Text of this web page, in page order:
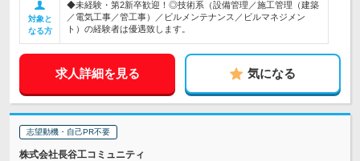
対象と
なる方
◆未経験・第2新卒歓迎！◎技術系（設備管理／施工管理（建築
／電気工事／管工事）／ビルメンテナンス／ビルマネジメン
ト）の経験者は優遇致します。
求人詳細を見る 気になる
志望動機・自己PR不要
株式会社長谷工コミュニティ